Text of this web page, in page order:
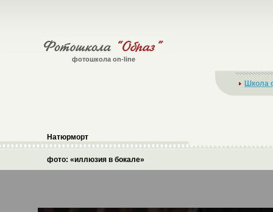
фотошкола on-line
Школа
Натюрморт
фото: «иллюзия в бокале»